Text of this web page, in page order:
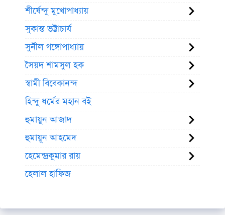
শীর্ষেন্দু মুখোপাধ্যায়
সুকান্ত ভট্টাচার্য
সুনীল গঙ্গোপাধ্যায়
সৈয়দ শামসুল হক
স্বামী বিবেকানন্দ
হিন্দু ধর্মের মহান বই
হুমায়ুন আজাদ
হুমায়ূন আহমেদ
হেমেন্দ্রকুমার রায়
হেলাল হাফিজ